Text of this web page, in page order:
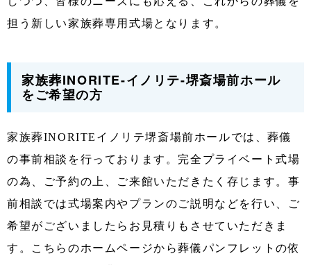
担う新しい家族葬専用式場となります。
家族葬INORITE-イノリテ-堺斎場前ホール
をご希望の方
家族葬INORITEイノリテ堺斎場前ホールでは、葬儀
の事前相談を行っております。完全プライベート式場
の為、ご予約の上、ご来館いただきたく存じます。事
前相談では式場案内やプランのご説明などを行い、ご
希望がございましたらお見積りもさせていただきま
す。こちらのホームページから葬儀パンフレットの依